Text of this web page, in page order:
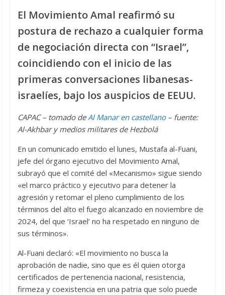
El Movimiento Amal reafirmó su
postura de rechazo a cualquier forma
de negociación directa con “Israel”,
coincidiendo con el inicio de las
primeras conversaciones libanesas-
israelíes, bajo los auspicios de EEUU.
CAPAC – tomado deAl Manar en castellano– fuente:
Al-Akhbar y medios militares de Hezbolá
En un comunicado emitido el lunes, Mustafa al-Fuani,
jefe del órgano ejecutivo del Movimiento Amal,
subrayó que el comité del «Mecanismo» sigue siendo
«el marco práctico y ejecutivo para detener la
agresión y retomar el pleno cumplimiento de los
términos del alto el fuego alcanzado en noviembre de
2024, del que ‘Israel’ no ha respetado en ninguno de
sus términos».
Al-Fuani declaró: «El movimiento no busca la
aprobación de nadie, sino que es él quien otorga
certificados de pertenencia nacional, resistencia,
firmeza y coexistencia en una patria que solo puede